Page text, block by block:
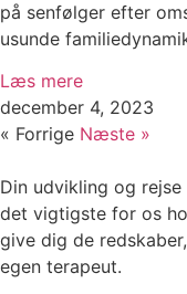
på senfølger efter
usunde
Læs mere
december 4, 2023
« Forrige Næste »
Din udvikling og
det vigtigste for os
give dig de
egen terapeut.